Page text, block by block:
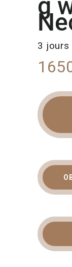
g
3 jours